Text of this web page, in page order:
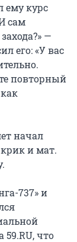
ему курс
сам
—
его: «У вас
повторный
начал
и мат.
737» и
что